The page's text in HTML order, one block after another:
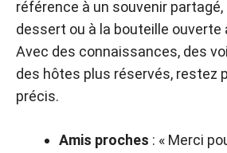
référence à un souvenir partagé,
dessert ou à la bouteille ouverte
Avec des connaissances, des
des hôtes plus réservés, restez
précis.
Amis proches : « Merci